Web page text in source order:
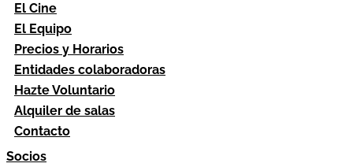
El Cine
El Equipo
Precios y Horarios
Entidades colaboradoras
Hazte Voluntario
Alquiler de salas
Contacto
Socios